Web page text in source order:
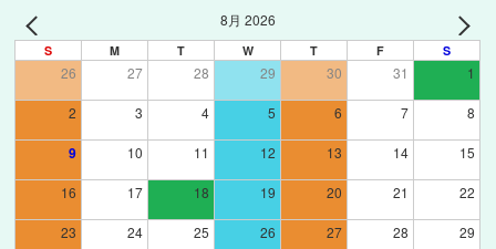
8月 2026
S M T W T F S
26 27 28 29 30 31 1
2 3 4 5 6 7 8
9 10 11 12 13 14 15
16 17 18 19 20 21 22
23 24 25 26 27 28 29